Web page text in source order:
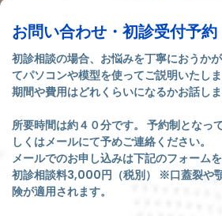
お問い合わせ・初診受付予約
初診相談の場合、お悩みを丁寧におうか
てパソコンや模型を使ってご説明いたし
期間や費用はどれくらいになるかお話しま
所要時間は約４０分です。 予約制となっ
しくはメールにて予めご連絡ください。
メールでのお申し込みは下記のフォームを
初診相談料3,000円（税別） ※口蓋裂や
険が適用されます。